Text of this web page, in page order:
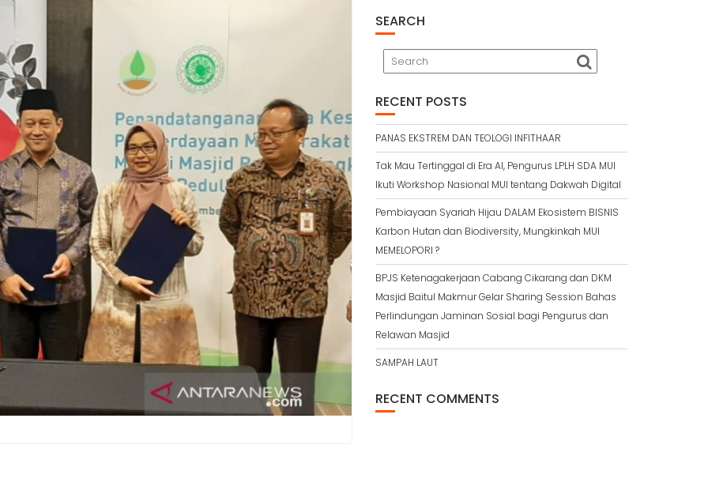
SEARCH
RECENT POSTS
PANAS EKSTREM DAN TEOLOGI INFITHAAR
Tak Mau Tertinggal di Era AI, Pengurus LPLH SDA MUI
Ikuti Workshop Nasional MUI tentang Dakwah Digital
Pembiayaan Syariah Hijau DALAM Ekosistem BISNIS
Karbon Hutan dan Biodiversity, Mungkinkah MUI
MEMELOPORI ?
BPJS Ketenagakerjaan Cabang Cikarang dan DKM
Masjid Baitul Makmur Gelar Sharing Session Bahas
Perlindungan Jaminan Sosial bagi Pengurus dan
Relawan Masjid
SAMPAH LAUT
RECENT COMMENTS